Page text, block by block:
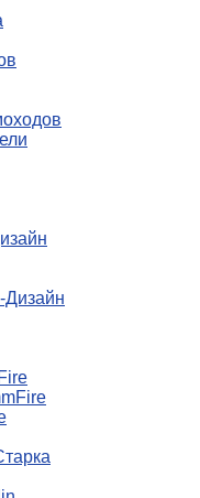
Дизайн